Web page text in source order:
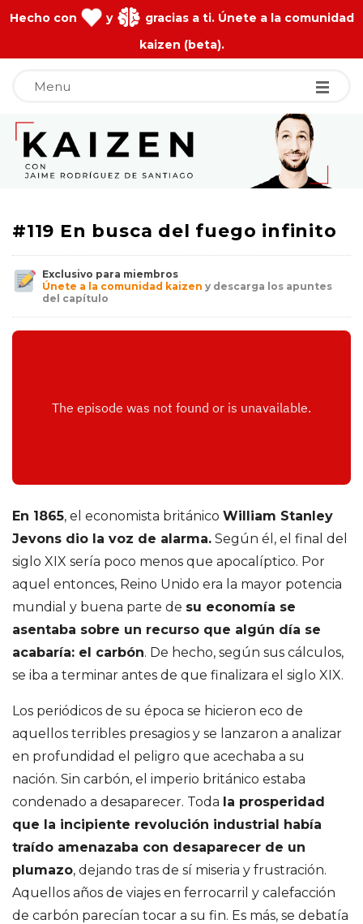
Hecho con y
gracias a ti. Únete a la comunidad
kaizen (beta).
Menu
J
a
i
m
e
R
g
u
e
z
d
e
S
a
n
t
#119 En busca del fuego infinito
Exclusivo para miembros
Únete a la comunidad kaizen y descarga los apuntes
del capítulo
En 1865, el economista británico William Stanley
Jevons dio la voz de alarma. Según él, el final del
siglo XIX sería poco menos que apocalíptico. Por
aquel entonces, Reino Unido era la mayor potencia
mundial y buena parte de su economía se
asentaba sobre un recurso que algún día se
acabaría: el carbón. De hecho, según sus cálculos,
se iba a terminar antes de que finalizara el siglo XIX.
Los periódicos de su época se hicieron eco de
aquellos terribles presagios y se lanzaron a analizar
en profundidad el peligro que acechaba a su
nación. Sin carbón, el imperio británico estaba
condenado a desaparecer. Toda la prosperidad
que la incipiente revolución industrial había
traído amenazaba con desaparecer de un
plumazo, dejando tras de sí miseria y frustración.
Aquellos años de viajes en ferrocarril y calefacción
de carbón parecían tocar a su fin. Es más, se debatía